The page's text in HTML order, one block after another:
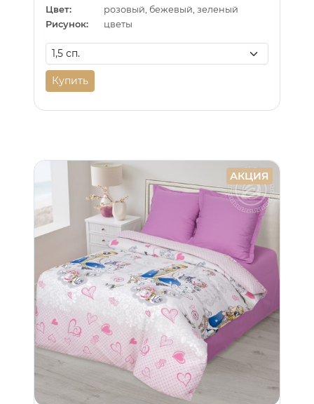
Цвет:
розовый, бежевый, зеленый
Рисунок:
цветы
Купить
АКЦИЯ